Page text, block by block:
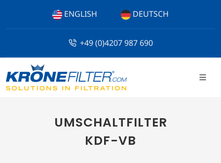
ENGLISH DEUTSCH
+49 (0)4207 987 690
UMSCHALTFILTER
KDF-VB